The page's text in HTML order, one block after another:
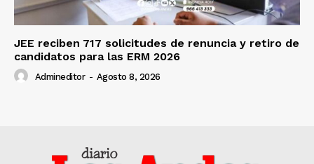
JEE reciben 717 solicitudes de renuncia y retiro de
candidatos para las ERM 2026
Admineditor - Agosto 8, 2026